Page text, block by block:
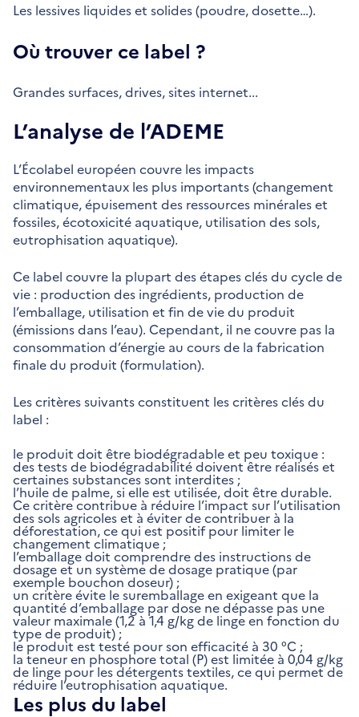
Les lessives liquides et solides (poudre, dosette…).
Où trouver ce label ?
Grandes surfaces, drives, sites internet...
L’analyse de l’ADEME
L’Écolabel européen couvre les impacts
environnementaux les plus importants (changement
climatique, épuisement des ressources minérales et
fossiles, écotoxicité aquatique, utilisation des sols,
eutrophisation aquatique).
Ce label couvre la plupart des étapes clés du cycle de
vie : production des ingrédients, production de
l’emballage, utilisation et fin de vie du produit
(émissions dans l’eau). Cependant, il ne couvre pas la
consommation d’énergie au cours de la fabrication
finale du produit (formulation).
Les critères suivants constituent les critères clés du
label :
le produit doit être biodégradable et peu toxique :
des tests de biodégradabilité doivent être réalisés et
certaines substances sont interdites ;
l’huile de palme, si elle est utilisée, doit être durable.
Ce critère contribue à réduire l’impact sur l’utilisation
des sols agricoles et à éviter de contribuer à la
déforestation, ce qui est positif pour limiter le
changement climatique ;
l’emballage doit comprendre des instructions de
dosage et un système de dosage pratique (par
exemple bouchon doseur) ;
un critère évite le suremballage en exigeant que la
quantité d’emballage par dose ne dépasse pas une
valeur maximale (1,2 à 1,4 g/kg de linge en fonction du
type de produit) ;
le produit est testé pour son efficacité à 30 °C ;
la teneur en phosphore total (P) est limitée à 0,04 g/kg
de linge pour les détergents textiles, ce qui permet de
réduire l’eutrophisation aquatique.
Les plus du label